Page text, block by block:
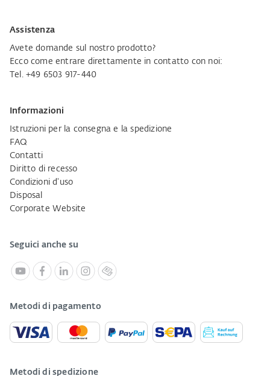
Assistenza
Avete domande sul nostro prodotto?
Ecco come entrare direttamente in contatto con noi:
Tel. +49 6503 917-440
Informazioni
Istruzioni per la consegna e la spedizione
FAQ
Contatti
Diritto di recesso
Condizioni d'uso
Disposal
Corporate Website
Seguici anche su
Metodi di pagamento
Metodi di spedizione